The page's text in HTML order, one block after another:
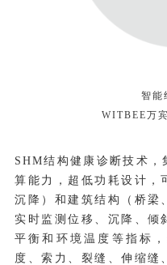
智能
WITBEE万
SHM结构健康诊断技术
算能力，超低功耗设计，
沉降）和建筑结构（桥梁
实时监测位移、沉降、倾
平衡和环境温度等指标
度、索力、裂缝、伸缩缝